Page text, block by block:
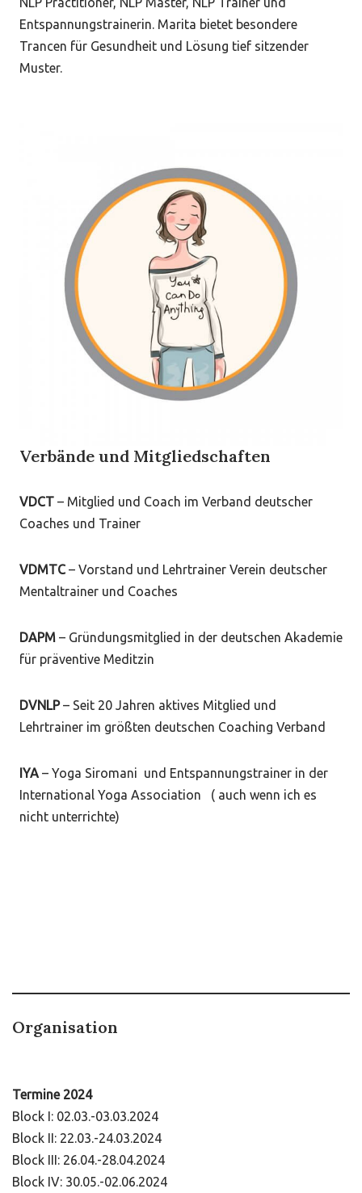
Entspannungstrainerin. Marita bietet besondere
Trancen für Gesundheit und Lösung tief sitzender
Muster.
Verbände und Mitgliedschaften
VDCT – Mitglied und Coach im Verband deutscher
Coaches und Trainer
VDMTC – Vorstand und Lehrtrainer Verein deutscher
Mentaltrainer und Coaches
DAPM – Gründungsmitglied in der deutschen Akademie
für präventive Meditzin
DVNLP– Seit 20 Jahren aktives Mitglied und
Lehrtrainer im größten deutschen Coaching Verband
IYA – Yoga Siromani und Entspannungstrainer in der
International Yoga Association ( auch wenn ich es
nicht unterrichte)
Organisation
Termine 2024
Block I: 02.03.-03.03.2024
Block II: 22.03.-24.03.2024
Block III: 26.04.-28.04.2024
Block IV: 30.05.-02.06.2024